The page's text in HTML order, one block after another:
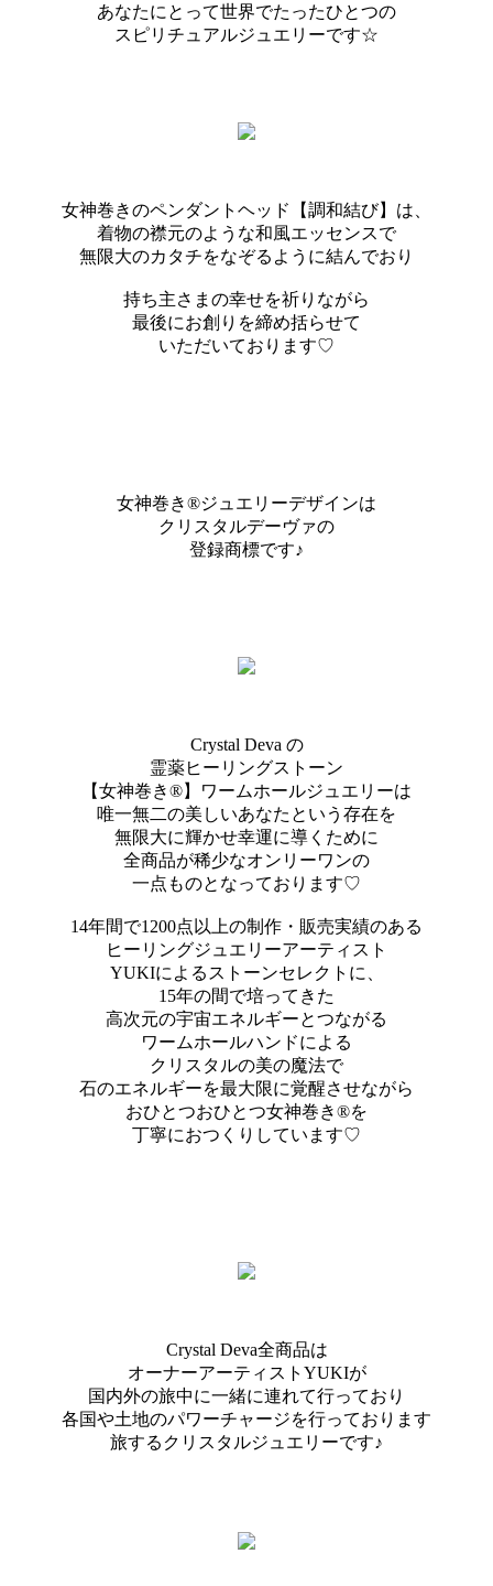
あなたにとって世界でたったひとつの
スピリチュアルジュエリーです☆
女神巻きのペンダントヘッド【調和結び】は、
着物の襟元のような和風エッセンスで
無限大のカタチをなぞるように結んでおり
持ち主さまの幸せを祈りながら
最後にお創りを締め括らせて
いただいております♡
女神巻き®ジュエリーデザインは
クリスタルデーヴァの
登録商標です♪
Crystal Deva の
霊薬ヒーリングストーン
【女神巻き®】ワームホールジュエリーは
唯一無二の美しいあなたという存在を
無限大に輝かせ幸運に導くために
全商品が稀少なオンリーワンの
一点ものとなっております♡
14年間で1200点以上の制作・販売実績のある
ヒーリングジュエリーアーティスト
YUKIによるストーンセレクトに、
15年の間で培ってきた
高次元の宇宙エネルギーとつながる
ワームホールハンドによる
クリスタルの美の魔法で
石のエネルギーを最大限に覚醒させながら
おひとつおひとつ女神巻き®を
丁寧におつくりしています♡
Crystal Deva全商品は
オーナーアーティストYUKIが
国内外の旅中に一緒に連れて行っており
各国や土地のパワーチャージを行っております
旅するクリスタルジュエリーです♪